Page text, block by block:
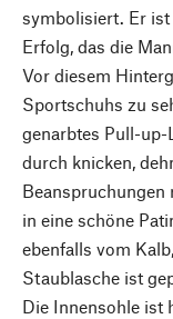
symbolisiert. Er
Erfolg, das die
Vor diesem
Sportschuhs zu
genarbtes Pull-
durch knicken,
Beanspruchungen
in eine schöne
ebenfalls vom
Staublasche ist
Die Innensohle ist